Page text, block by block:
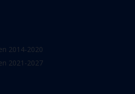
2014-2020
2021-2027